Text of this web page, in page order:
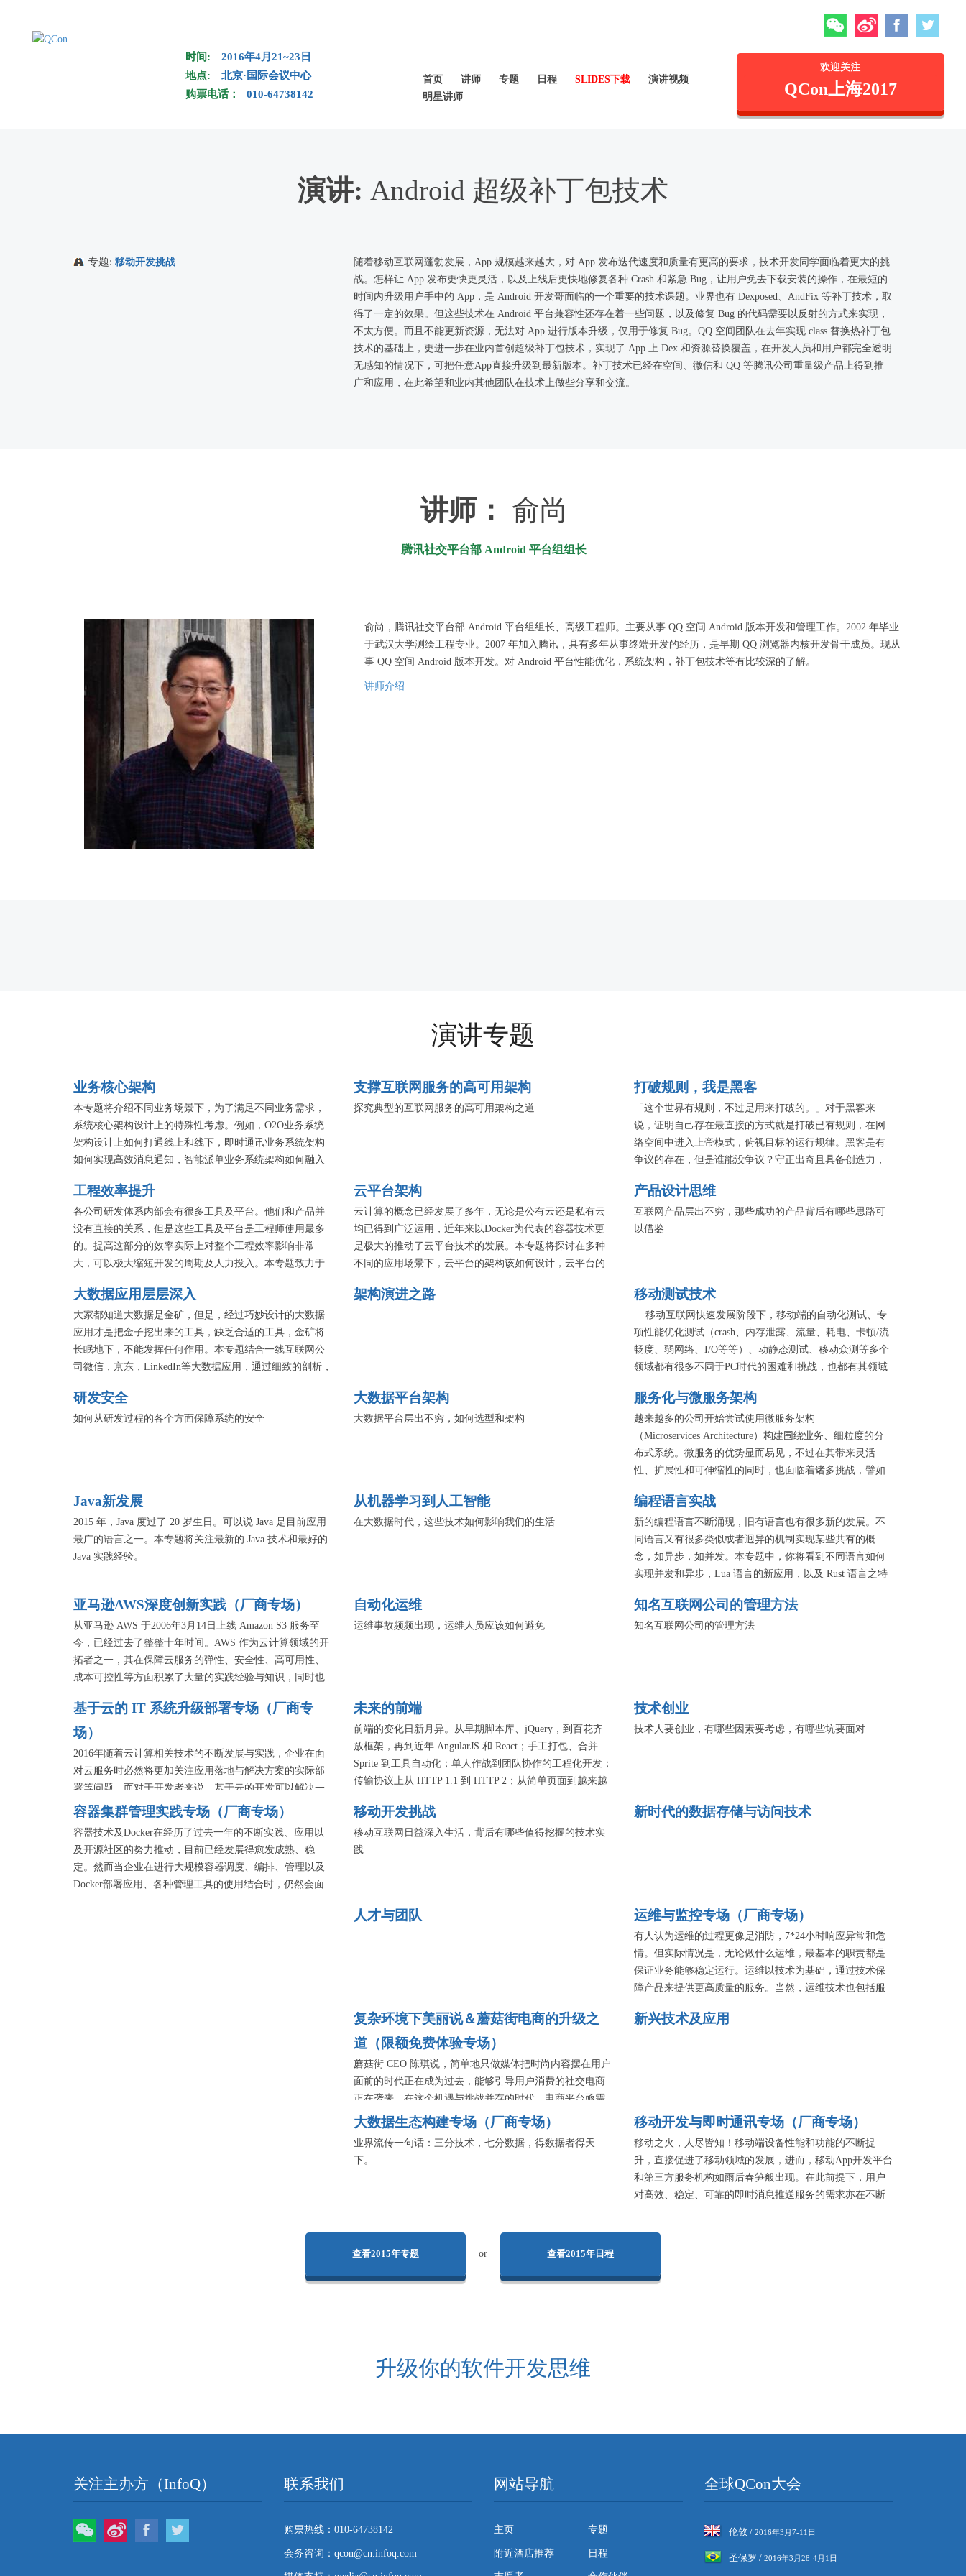
时间:
2016年4月21~23日
地点:
北京·国际会议中心
购票电话：
010-64738142
微信 微博 Facebook
首页 讲师 专题 日程 SLIDES下载
演讲视频
明星讲师
欢迎关注
QCon上海2017
演讲: Android 超级补丁包技术
专题: 移动开发挑战
随着移动互联网蓬勃发展，App 规模越来越大，对 App 发布迭代速度和质量有更高的要求，技术开发同学面临着更大的挑
战。怎样让 App 发布更快更灵活，以及上线后更快地修复各种 Crash 和紧急 Bug，让用户免去下载安装的操作，在最短的
时间内升级用户手中的 App，是 Android 开发哥面临的一个重要的技术课题。业界也有 Dexposed、AndFix 等补丁技术，取
得了一定的效果。但这些技术在 Android 平台兼容性还存在着一些问题，以及修复 Bug 的代码需要以反射的方式来实现，
不太方便。而且不能更新资源，无法对 App 进行版本升级，仅用于修复 Bug。QQ 空间团队在去年实现 class 替换热补丁包
技术的基础上，更进一步在业内首创超级补丁包技术，实现了 App 上 Dex 和资源替换覆盖，在开发人员和用户都完全透明
无感知的情况下，可把任意App直接升级到最新版本。补丁技术已经在空间、微信和 QQ 等腾讯公司重量级产品上得到推
广和应用，在此希望和业内其他团队在技术上做些分享和交流。
讲师： 俞尚
腾讯社交平台部 Android 平台组组长
俞尚，腾讯社交平台部 Android 平台组组长、高级工程师。主要从事 QQ 空间 Android 版本开发和管理工作。2002 年毕业
于武汉大学测绘工程专业。2007 年加入腾讯，具有多年从事终端开发的经历，是早期 QQ 浏览器内核开发骨干成员。现从
事 QQ 空间 Android 版本开发。对 Android 平台性能优化，系统架构，补丁包技术等有比较深的了解。
讲师介绍
演讲专题
业务核心架构
本专题将介绍不同业务场景下，为了满足不同业务需求，
系统核心架构设计上的特殊性考虑。例如，O2O业务系统
架构设计上如何打通线上和线下，即时通讯业务系统架构
如何实现高效消息通知，智能派单业务系统架构如何融入
务……没有实现不了的业务，只有你意想不到的架构。
工程效率提升
各公司研发体系内部会有很多工具及平台。他们和产品并
没有直接的关系，但是这些工具及平台是工程师使用最多
的。提高这部分的效率实际上对整个工程效率影响非常
大，可以极大缩短开发的周期及人力投入。本专题致力于
路。
大数据应用层层深入
大家都知道大数据是金矿，但是，经过巧妙设计的大数据
应用才是把金子挖出来的工具，缺乏合适的工具，金矿将
长眠地下，不能发挥任何作用。本专题结合一线互联网公
司微信，京东，LinkedIn等大数据应用，通过细致的剖析，
应用的方法论和价值，相信对于各个行业都具有极高的借
鉴意义。
研发安全
如何从研发过程的各个方面保障系统的安全
Java新发展
2015 年，Java 度过了 20 岁生日。可以说 Java 是目前应用
最广的语言之一。本专题将关注最新的 Java 技术和最好的
Java 实践经验。
亚马逊AWS深度创新实践（厂商专场）
从亚马逊 AWS 于2006年3月14日上线 Amazon S3 服务至
今，已经过去了整整十年时间。AWS 作为云计算领域的开
拓者之一，其在保障云服务的弹性、安全性、高可用性、
成本可控性等方面积累了大量的实践经验与知识，同时也
在 AWS 迎来10周年纪念之际，本专场将邀请来自 AWS 的
资深技术顾问、解决方案架构师及 AWS 云服务用户，分享
在 AWS 上构建个性化服务的实践过程，展示云计算相关技
术的创新成果，演讲内容将覆盖深度学习、Python 开发、
大数据平台架构、容器管理、物联网应用等多个技术领
域。
基于云的 IT 系统升级部署专场（厂商专
场）
2016年随着云计算相关技术的不断发展与实践，企业在面
对云服务时必然将更加关注应用落地与解决方案的实际部
署等问题。而对于开发者来说，基于云的开发可以解决一
些传统开发方式解决不了的问题，但在云计算开发实践以
及云平台迁移的过程当中仍需要留意一些关键的技术细节
问题。
容器集群管理实践专场（厂商专场）
容器技术及Docker在经历了过去一年的不断实践、应用以
及开源社区的努力推动，目前已经发展得愈发成熟、稳
定。然而当企业在进行大规模容器调度、编排、管理以及
Docker部署应用、各种管理工具的使用结合时，仍然会面
支撑互联网服务的高可用架构
探究典型的互联网服务的高可用架构之道
云平台架构
云计算的概念已经发展了多年，无论是公有云还是私有云
均已得到广泛运用，近年来以Docker为代表的容器技术更
是极大的推动了云平台技术的发展。本专题将探讨在多种
不同的应用场景下，云平台的架构该如何设计，云平台的
架构演进之路
大数据平台架构
大数据平台层出不穷，如何选型和架构
从机器学习到人工智能
在大数据时代，这些技术如何影响我们的生活
自动化运维
运维事故频频出现，运维人员应该如何避免
未来的前端
前端的变化日新月异。从早期脚本库、jQuery，到百花齐
放框架，再到近年 AngularJS 和 React；手工打包、合并
Sprite 到工具自动化；单人作战到团队协作的工程化开发；
传输协议上从 HTTP 1.1 到 HTTP 2；从简单页面到越来越
思考、探索与实践。
移动开发挑战
移动互联网日益深入生活，背后有哪些值得挖掘的技术实
践
人才与团队
复杂环境下美丽说＆蘑菇街电商的升级之
道（限额免费体验专场）
蘑菇街 CEO 陈琪说，简单地只做媒体把时尚内容摆在用户
面前的时代正在成为过去，能够引导用户消费的社交电商
正在袭来。在这个机遇与挑战并存的时代，电商平台亟需
找到新的用户兴趣点，更加快速地响应用户需求，不断提
升用户体验品质。从技术层面来看，电商平台在应对业务
挑战时，仍然需要不断提高技术支撑力，比如怎样在电商
促销活动逐日增多的情况下，对系统的设计、研发等各方
算法模型？这些都将是本期美丽说&蘑菇街专场活动将要
分享的重点内容。
大数据生态构建专场（厂商专场）
业界流传一句话：三分技术，七分数据，得数据者得天
下。
打破规则，我是黑客
「这个世界有规则，不过是用来打破的。」对于黑客来
说，证明自己存在最直接的方式就是打破已有规则，在网
络空间中进入上帝模式，俯视目标的运行规律。黑客是有
争议的存在，但是谁能没争议？守正出奇且具备创造力，
客大会」诸多精彩带上 QCon 大舞台。
产品设计思维
互联网产品层出不穷，那些成功的产品背后有哪些思路可
以借鉴
移动测试技术
移动互联网快速发展阶段下，移动端的自动化测试、专
项性能优化测试（crash、内存泄露、流量、耗电、卡顿/流
畅度、弱网络、I/O等等）、动静态测试、移动众测等多个
领域都有很多不同于PC时代的困难和挑战，也都有其领域
为切入点，本专题希望给大家更多的思路方向和视野。
服务化与微服务架构
越来越多的公司开始尝试使用微服务架构
（Microservices Architecture）构建围绕业务、细粒度的分
布式系统。微服务的优势显而易见，不过在其带来灵活
性、扩展性和可伸缩性的同时，也面临着诸多挑战，譬如
等。本专题邀请国内一线互联网公司的技术专家，分享其
使用微服务的实践以及思路。
编程语言实战
新的编程语言不断涌现，旧有语言也有很多新的发展。不
同语言又有很多类似或者迥异的机制实现某些共有的概
念，如异步，如并发。本专题中，你将看到不同语言如何
实现并发和异步，Lua 语言的新应用，以及 Rust 语言之特
知名互联网公司的管理方法
知名互联网公司的管理方法
技术创业
技术人要创业，有哪些因素要考虑，有哪些坑要面对
新时代的数据存储与访问技术
运维与监控专场（厂商专场）
有人认为运维的过程更像是消防，7*24小时响应异常和危
情。但实际情况是，无论做什么运维，最基本的职责都是
保证业务能够稳定运行。运维以技术为基础，通过技术保
障产品来提供更高质量的服务。当然，运维技术也包括服
设施性能分析；对App和API进行性能监控；发现服务隐患
新兴技术及应用
移动开发与即时通讯专场（厂商专场）
移动之火，人尽皆知！移动端设备性能和功能的不断提
升，直接促进了移动领域的发展，进而，移动App开发平台
和第三方服务机构如雨后春笋般出现。在此前提下，用户
对高效、稳定、可靠的即时消息推送服务的需求亦在不断
查看2015年专题 or 查看2015年日程
升级你的软件开发思维
关注主办方（InfoQ）
微信 微博 Facebook
联系我们
购票热线：010-64738142
会务咨询：qcon@cn.infoq.com
网站导航
主页 专题
附近酒店推荐 日程
全球QCon大会
伦敦 / 2016年3月7-11日
圣保罗 / 2016年3月28-4月1日